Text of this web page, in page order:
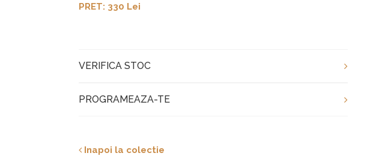
PRET: 330 Lei
VERIFICA STOC
PROGRAMEAZA-TE
Inapoi la colectie